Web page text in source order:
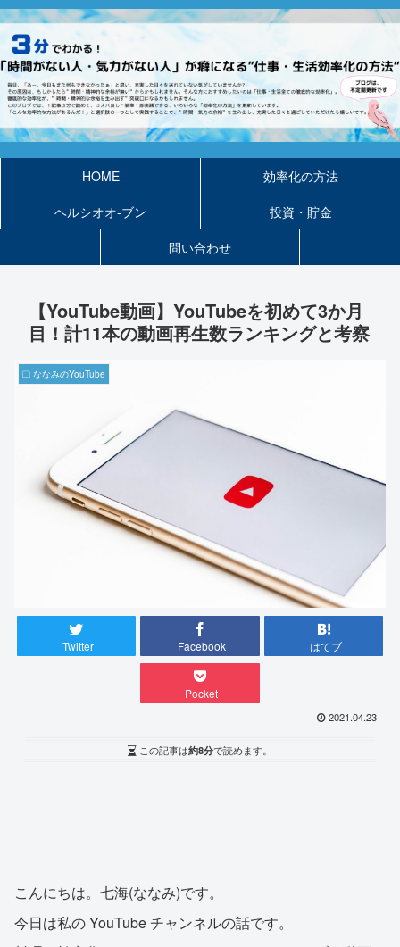
HOME
効率化の方法
ヘルシオオ-ブン
投資・貯金
問い合わせ
【YouTube動画】YouTubeを初めて3か月
目！計11本の動画再生数ランキングと考察
❏ ななみのYouTube
Twitter Facebook はてブ
Pocket
2021.04.23
この記事は約8分で読めます。
こんにちは。七海(ななみ)です。
今日は私の YouTube チャンネルの話です。